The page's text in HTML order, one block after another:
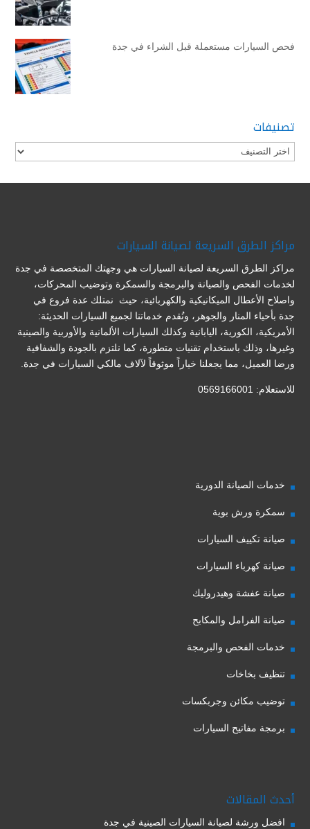
فحص السيارات مستعملة قبل الشراء في جدة
تصنيفات
تصنيفات
مراكز الطرق السريعة لصيانة السيارات
مراكز الطرق السريعة لصيانة السيارات هي وجهتك المتخصصة في جدة
لخدمات الفحص والصيانة والبرمجة والسمكرة وتوضيب المحركات،
واصلاح الأعطال الميكانيكية والكهربائية، حيث نمتلك عدة فروع في
جدة بأحياء المنار والجوهر، ونُقدم خدماتنا لجميع السيارات الحديثة:
الأمريكية، الكورية، اليابانية وكذلك السيارات الألمانية والأوربية والصينية
وغيرها، وذلك باستخدام تقنيات متطورة، كما نلتزم بالجودة والشفافية
ورضا العميل، مما يجعلنا خياراً موثوقاً لآلاف مالكي السيارات في جدة.
للاستعلام: 0569166001
خدمات الصيانة الدورية
سمكرة ورش بوية
صيانة تكييف السيارات
صيانة كهرباء السيارات
صيانة عفشة وهيدروليك
صيانة الفرامل والمكابح
خدمات الفحص والبرمجة
تنظيف بخاخات
توضيب مكائن وجربكسات
برمجة مفاتيح السيارات
أحدث المقالات
افضل ورشة لصيانة السيارات الصينية في جدة